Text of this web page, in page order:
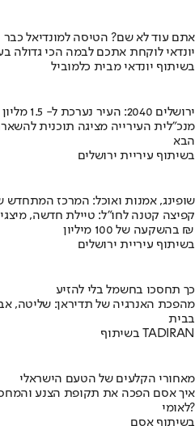
אתם עוד לא שם? הטיסה למונדיאל כבר
יונדאי לוקחת אתכם לבמה הכי גדולה
בשיתוף יונדאי מבית כלמוביל
ירושלים 2040: העיר נערכת ל- 1.5 מליון תושבים
מנכ"לית העירייה מציגה תוכנית
הבא
בשיתוף עיריית ירושלים
שופינג, אמנות ואוכל: המרכז המתחדש
קפיצה קטנה לחו"ל: טיילת חדשה,
בהשקעה של 100 מיליון ₪
בשיתוף עיריית ירושלים
כך תחסכו בחשמל בלי להזיע
מהפכת האנרגיה של תדיראן: שליטה,
בבית
בשיתוף TADIRAN
מאחורי הקלעים של הטעם הישראלי
לאומי?
בשיתוף אסם